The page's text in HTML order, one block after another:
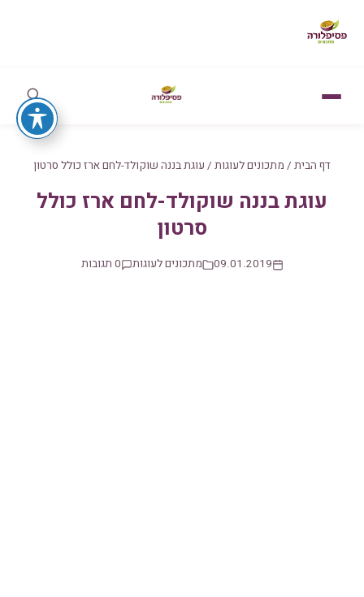
דף הבית / מתכונים לעוגות / עוגת בננה שוקולד-לחם ארז כולל סרטון
עוגת בננה שוקולד-לחם ארז כולל
סרטון
09.01.2019 מתכונים לעוגות 0 תגובות